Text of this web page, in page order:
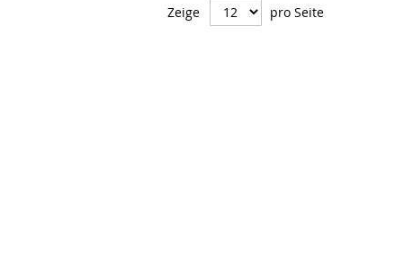
Zeige pro Seite